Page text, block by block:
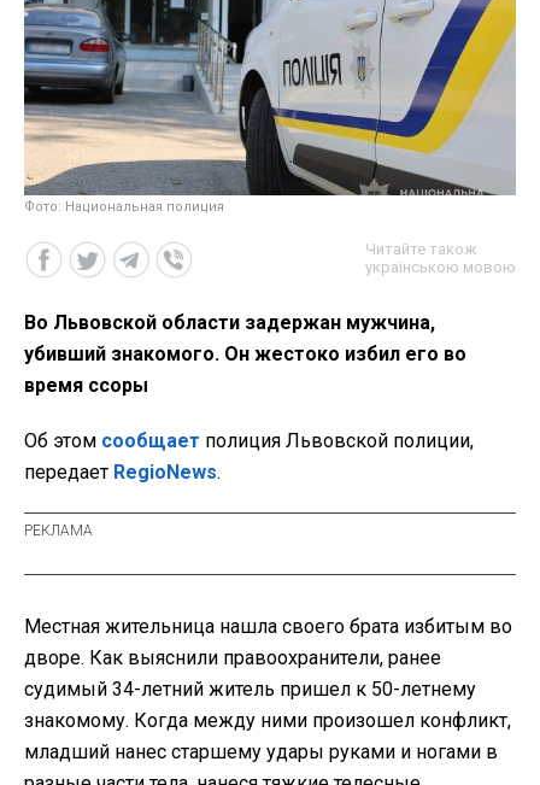
Фото: Национальная полиция
Читайте також
українською мовою
Во Львовской области задержан мужчина,
убивший знакомого. Он жестоко избил его во
время ссоры
Об этом сообщает полиция Львовской полиции,
передает RegioNews.
Местная жительница нашла своего брата избитым во
дворе. Как выяснили правоохранители, ранее
судимый 34-летний житель пришел к 50-летнему
знакомому. Когда между ними произошел конфликт,
младший нанес старшему удары руками и ногами в